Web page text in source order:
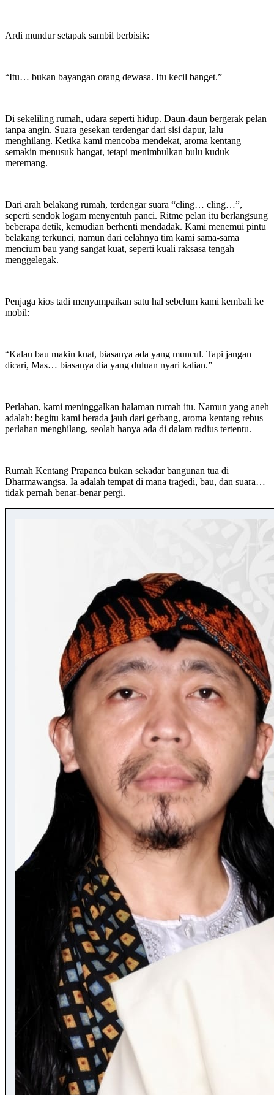
Ardi mundur setapak sambil berbisik:
“Itu… bukan bayangan orang dewasa. Itu kecil banget.”
Di sekeliling rumah, udara seperti hidup. Daun-daun bergerak pelan
tanpa angin. Suara gesekan terdengar dari sisi dapur, lalu
menghilang. Ketika kami mencoba mendekat, aroma kentang
semakin menusuk hangat, tetapi menimbulkan bulu kuduk
meremang.
Dari arah belakang rumah, terdengar suara “cling… cling…”,
seperti sendok logam menyentuh panci. Ritme pelan itu berlangsung
beberapa detik, kemudian berhenti mendadak. Kami menemui pintu
belakang terkunci, namun dari celahnya tim kami sama-sama
mencium bau yang sangat kuat, seperti kuali raksasa tengah
menggelegak.
Penjaga kios tadi menyampaikan satu hal sebelum kami kembali ke
mobil:
“Kalau bau makin kuat, biasanya ada yang muncul. Tapi jangan
dicari, Mas… biasanya dia yang duluan nyari kalian.”
Perlahan, kami meninggalkan halaman rumah itu. Namun yang aneh
adalah: begitu kami berada jauh dari gerbang, aroma kentang rebus
perlahan menghilang, seolah hanya ada di dalam radius tertentu.
Rumah Kentang Prapanca bukan sekadar bangunan tua di
Dharmawangsa. Ia adalah tempat di mana tragedi, bau, dan suara…
tidak pernah benar-benar pergi.